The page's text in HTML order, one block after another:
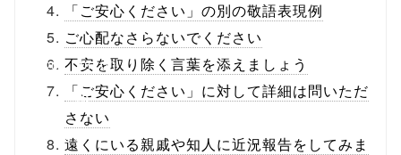
parts/sns-
buttons.php on
line10
/1041479"
「ご安心ください」の別の敬語表現例
ご心配なさらないでください
不安を取り除く言葉を添えましょう
「ご安心ください」に対して詳細は問いただ
さない
遠くにいる親戚や知人に近況報告をしてみま